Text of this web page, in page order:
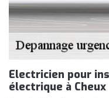
Electricien pour
électrique à Cheux